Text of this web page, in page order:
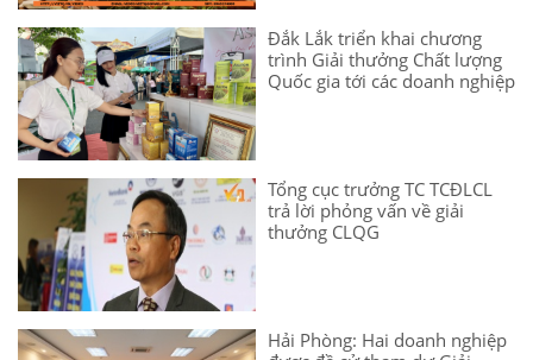
Đắk Lắk triển khai chương
trình Giải thưởng Chất lượng
Quốc gia tới các doanh nghiệp
Tổng cục trưởng TC TCĐLCL
trả lời phỏng vấn về giải
thưởng CLQG
Hải Phòng: Hai doanh nghiệp